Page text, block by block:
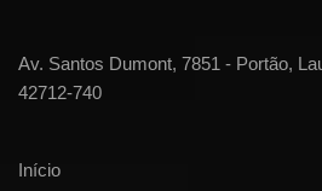
Av. Santos Dumont, 7851 - Portão,
42712-740
Início